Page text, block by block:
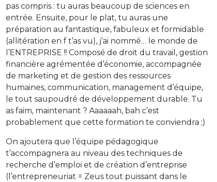
pas compris : tu auras beaucoup de sciences en
entrée. Ensuite, pour le plat, tu auras une
préparation au fantastique, fabuleux et formidable
(allitération en f t’as vu), j’ai nommé… le monde de
l’ENTREPRISE !! Composé de droit du travail, gestion
financière agrémentée d’économie, accompagnée
de marketing et de gestion des ressources
humaines, communication, management d’équipe,
le tout saupoudré de développement durable. Tu
as faim, maintenant ? Aaaaaah, bah c’est
probablement que cette formation te conviendra ;)
On ajoutera que l’équipe pédagogique
t’accompagnera au niveau des techniques de
recherche d’emploi et de création d’entreprise
(l’entrepreneuriat = Zeus tout puissant dans le